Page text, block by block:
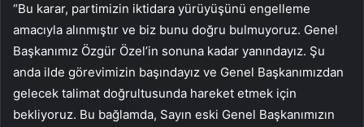
“Bu karar, partimizin iktidara yürüyüşünü engelleme
amacıyla alınmıştır ve biz bunu doğru bulmuyoruz. Genel
Başkanımız Özgür Özel’in sonuna kadar yanındayız. Şu
anda ilde görevimizin başındayız ve Genel Başkanımızdan
gelecek talimat doğrultusunda hareket etmek için
bekliyoruz. Bu bağlamda, Sayın eski Genel Başkanımızın